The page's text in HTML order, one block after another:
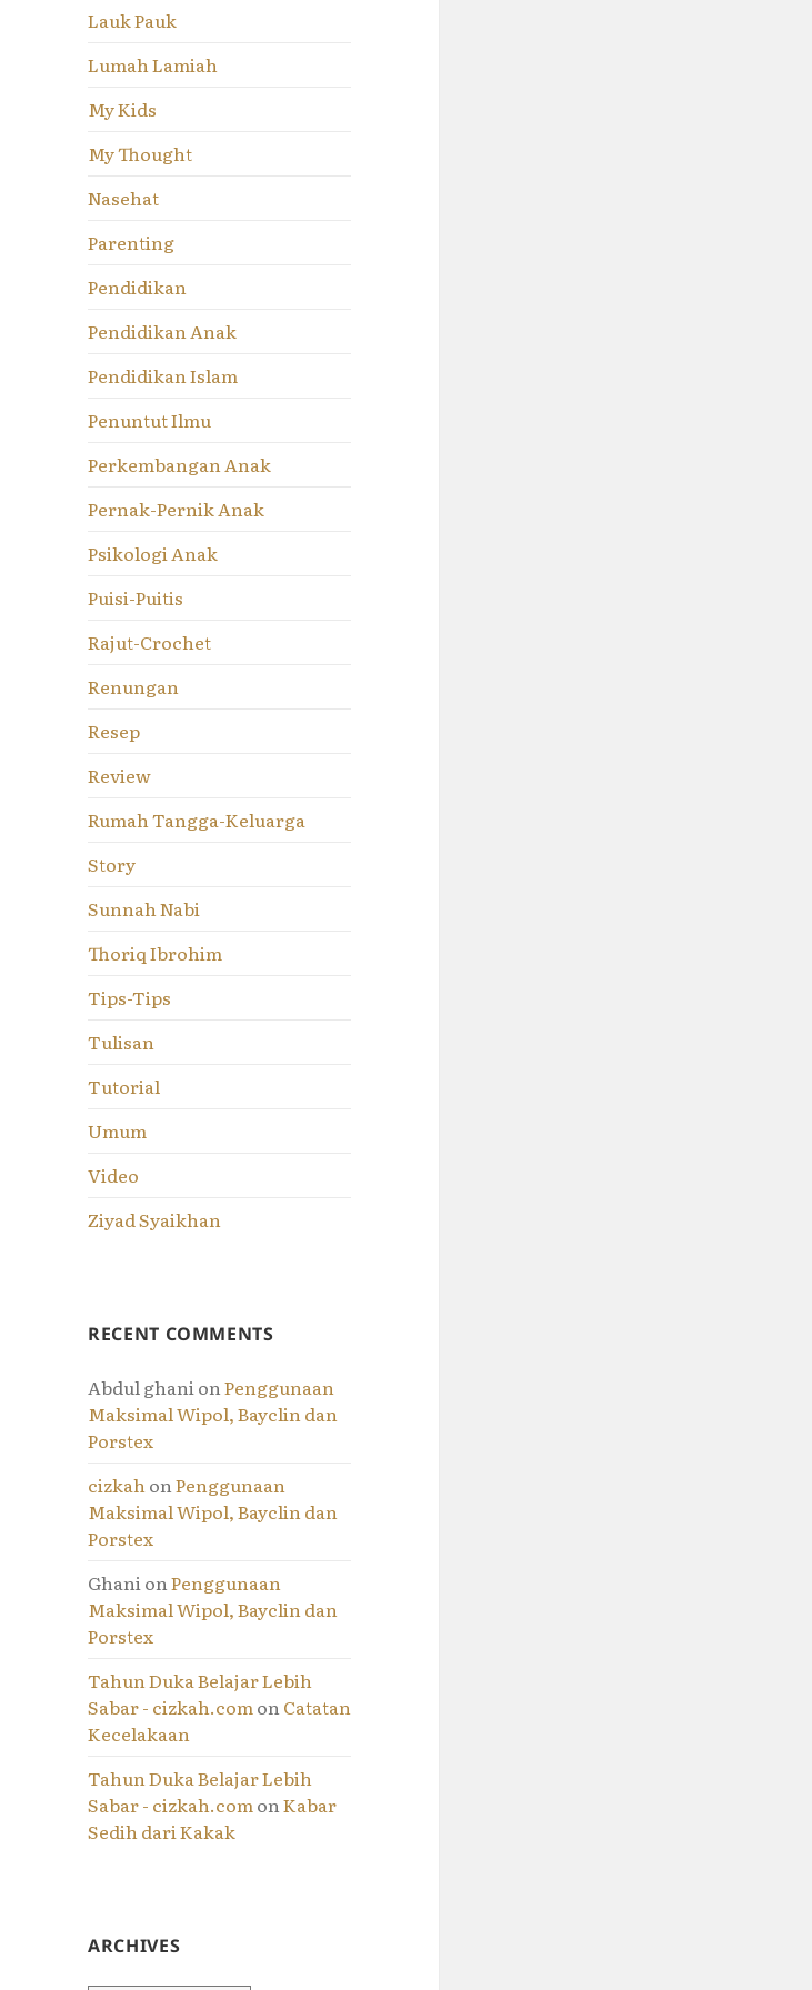
Lauk Pauk
Lumah Lamiah
My Kids
My Thought
Nasehat
Parenting
Pendidikan
Pendidikan Anak
Pendidikan Islam
Penuntut Ilmu
Perkembangan Anak
Pernak-Pernik Anak
Psikologi Anak
Puisi-Puitis
Rajut-Crochet
Renungan
Resep
Review
Rumah Tangga-Keluarga
Story
Sunnah Nabi
Thoriq Ibrohim
Tips-Tips
Tulisan
Tutorial
Umum
Video
Ziyad Syaikhan
RECENT COMMENTS
Abdul ghanionPenggunaan
Maksimal Wipol, Bayclin dan
Porstex
cizkahonPenggunaan
Maksimal Wipol, Bayclin dan
Porstex
GhanionPenggunaan
Maksimal Wipol, Bayclin dan
Porstex
Tahun Duka Belajar Lebih
Sabar - cizkah.comonCatatan
Kecelakaan
Tahun Duka Belajar Lebih
Sabar - cizkah.comonKabar
Sedih dari Kakak
ARCHIVES